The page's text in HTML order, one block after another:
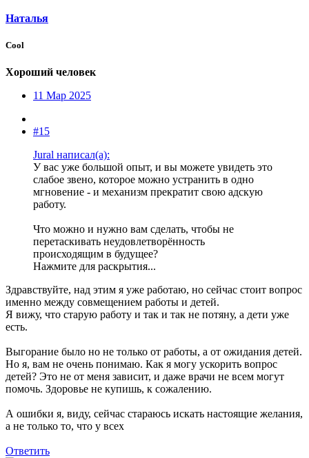
Наталья
Cool
Хороший человек
11 Мар 2025
#15
Jural написал(а):
У вас уже большой опыт, и вы можете увидеть это
слабое звено, которое можно устранить в одно
мгновение - и механизм прекратит свою адскую
работу.
Что можно и нужно вам сделать, чтобы не
перетаскивать неудовлетворённость
происходящим в будущее?
Нажмите для раскрытия...
Здравствуйте, над этим я уже работаю, но сейчас стоит вопрос
именно между совмещением работы и детей.
Я вижу, что старую работу и так и так не потяну, а дети уже
есть.
Выгорание было но не только от работы, а от ожидания детей.
Но я, вам не очень понимаю. Как я могу ускорить вопрос
детей? Это не от меня зависит, и даже врачи не всем могут
помочь. Здоровье не купишь, к сожалению.
А ошибки я, виду, сейчас стараюсь искать настоящие желания,
а не только то, что у всех
Ответить